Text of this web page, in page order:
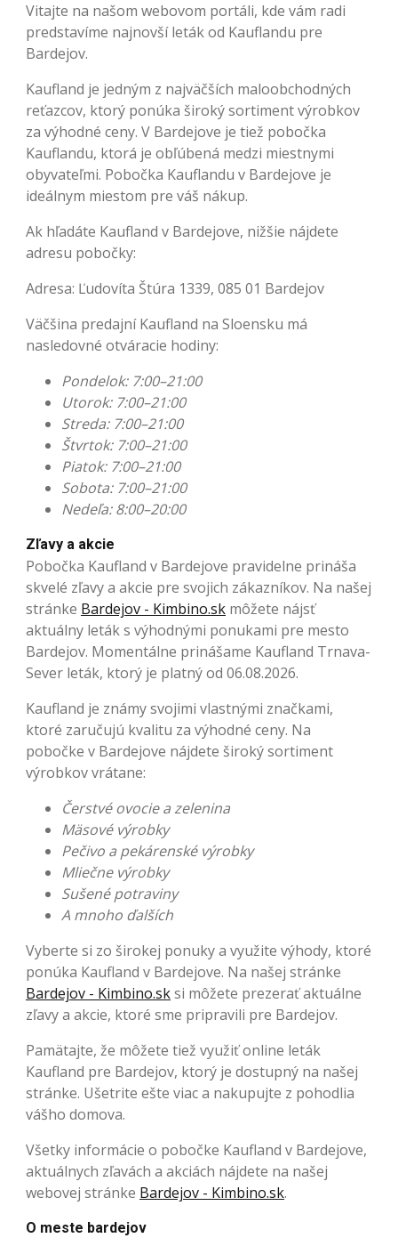
Vitajte na našom webovom portáli, kde vám radi
predstavíme najnovší leták od Kauflandu pre
Bardejov.
Kaufland je jedným z najväčších maloobchodných
reťazcov, ktorý ponúka široký sortiment výrobkov
za výhodné ceny. V Bardejove je tiež pobočka
Kauflandu, ktorá je obľúbená medzi miestnymi
obyvateľmi. Pobočka Kauflandu v Bardejove je
ideálnym miestom pre váš nákup.
Ak hľadáte Kaufland v Bardejove, nižšie nájdete
adresu pobočky:
Adresa: Ľudovíta Štúra 1339, 085 01 Bardejov
Väčšina predajní Kaufland na Sloensku má
nasledovné otváracie hodiny:
Pondelok: 7:00–21:00
Utorok: 7:00–21:00
Streda: 7:00–21:00
Štvrtok: 7:00–21:00
Piatok: 7:00–21:00
Sobota: 7:00–21:00
Nedeľa: 8:00–20:00
Zľavy a akcie
Pobočka Kaufland v Bardejove pravidelne prináša
skvelé zľavy a akcie pre svojich zákazníkov. Na našej
stránke Bardejov - Kimbino.sk môžete nájsť
aktuálny leták s výhodnými ponukami pre mesto
Bardejov. Momentálne prinášame Kaufland Trnava-
Sever leták, ktorý je platný od 06.08.2026.
Kaufland je známy svojimi vlastnými značkami,
ktoré zaručujú kvalitu za výhodné ceny. Na
pobočke v Bardejove nájdete široký sortiment
výrobkov vrátane:
Čerstvé ovocie a zelenina
Mäsové výrobky
Pečivo a pekárenské výrobky
Mliečne výrobky
Sušené potraviny
A mnoho ďalších
Vyberte si zo širokej ponuky a využite výhody, ktoré
ponúka Kaufland v Bardejove. Na našej stránke
Bardejov - Kimbino.sksi môžete prezerať aktuálne
zľavy a akcie, ktoré sme pripravili pre Bardejov.
Pamätajte, že môžete tiež využiť online leták
Kaufland pre Bardejov, ktorý je dostupný na našej
stránke. Ušetrite ešte viac a nakupujte z pohodlia
vášho domova.
Všetky informácie o pobočke Kaufland v Bardejove,
aktuálnych zľavách a akciách nájdete na našej
webovej stránke Bardejov - Kimbino.sk.
O meste bardejov